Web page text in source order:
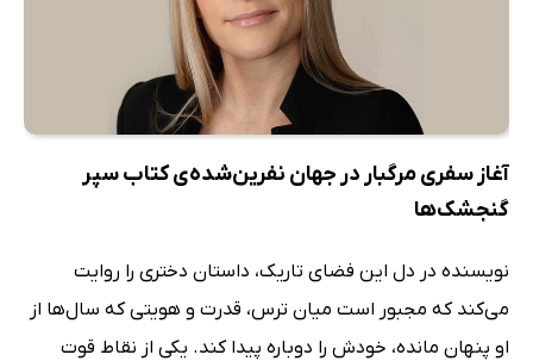
آغاز سفری مرگبار در جهان نفرین‌شده‌ی کتاب سپر
گنجشک‌ها
نویسنده در دل این فضای تاریک، داستان دختری را روایت
می‌کند که مجبور است میان ترس، قدرت و هویتی که سال‌ها از
او پنهان مانده، خودش را دوباره پیدا کند. یکی از نقاط قوت